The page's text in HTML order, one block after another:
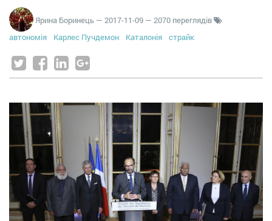
Ярина Боринець — 2017-11-09 — 2070 переглядів
автономія
Карлес Пучдемон Каталонія страйк